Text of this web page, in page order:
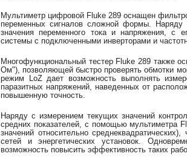
Мультиметр цифровой Fluke 289 оснащен
переменных сигналов сложной формы. Наряду
значения переменного тока и напряжения, с
системы с подключенными инверторами и
Многофункциональный тестер Fluke 289 также
Ом"), позволяющей быстро проверять обмотки
режим LoZ дает возможность выполнять
паразитных напряжений, наведенных от
повышенную точность.
Наряду с измерением текущих значений
средних показателей, с помощью мультиметра
значений относительно
сетей и энергетических установок.
возможность повысить эффективность таких